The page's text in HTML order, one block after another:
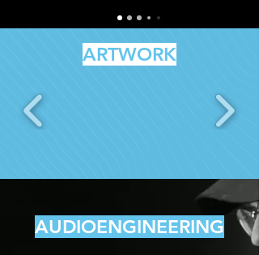
ARTWORK
AUDIOENGINEERING